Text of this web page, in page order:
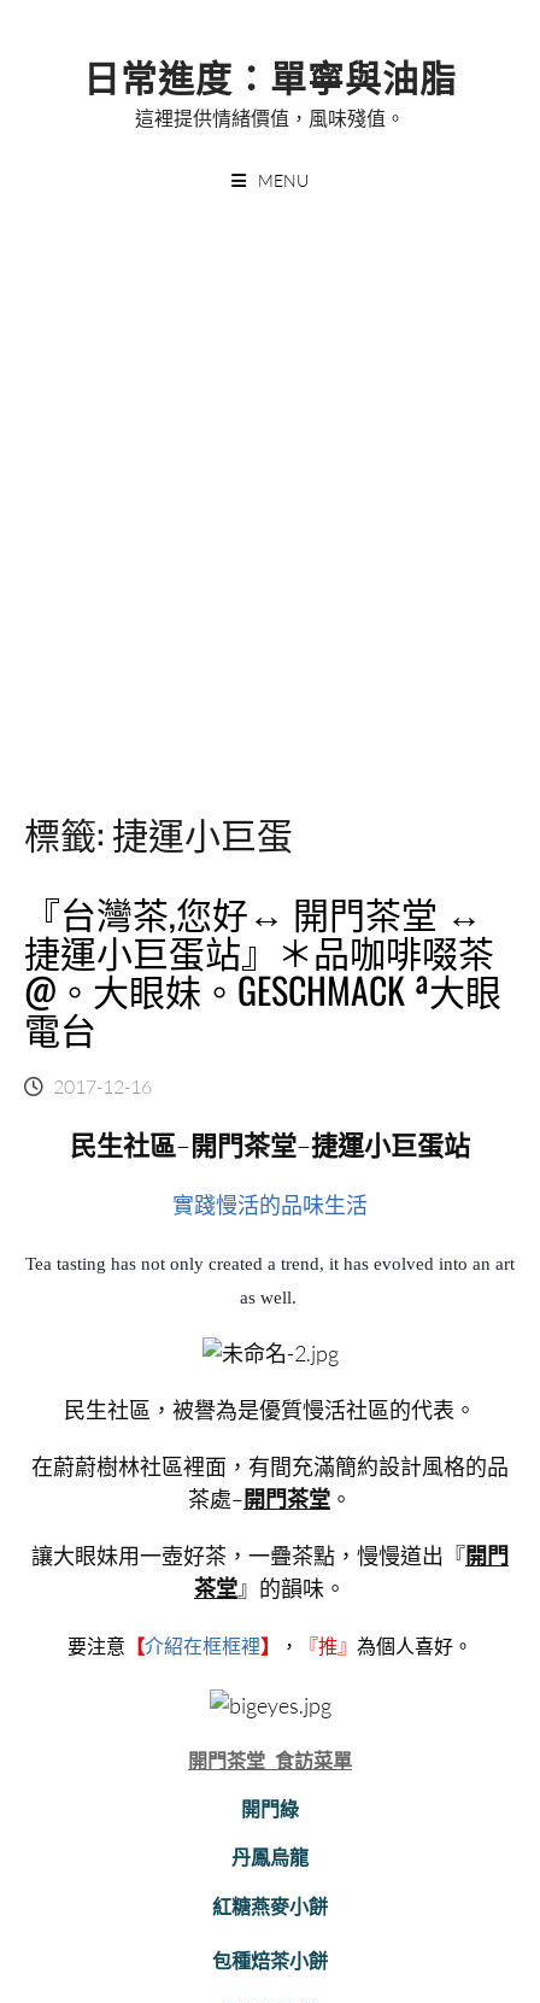
日常進度：單寧與油脂
這裡提供情緒價值，風味殘值。
MENU
標籤: 捷運小巨蛋
『台灣茶,您好↔ 開門茶堂 ↔
捷運小巨蛋站』＊品咖啡啜茶
@。大眼妹。GESCHMACK ª大眼
電台
2017-12-16
民生社區–開門茶堂–捷運小巨蛋站
實踐慢活的品味生活
Tea tasting has not only created a trend, it has evolved into an art
as well.
民生社區，被譽為是優質慢活社區的代表。
在蔚蔚樹林社區裡面，有間充滿簡約設計風格的品
茶處–開門茶堂 。
讓大眼妹用一壺好茶，一疊茶點，慢慢道出『開門
茶堂』的韻味。
要注意 【介紹在框框裡】 ， 『推』 為個人喜好。
開門茶堂 食訪菜單
開門綠
丹鳳烏龍
紅糖燕麥小餅
包種焙茶小餅